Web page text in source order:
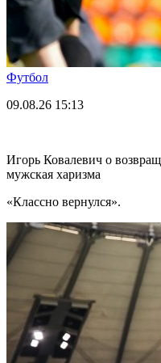
Футбол
09.08.26 15:13
Игорь Ковалевич о
мужская харизма
«Классно вернулся».